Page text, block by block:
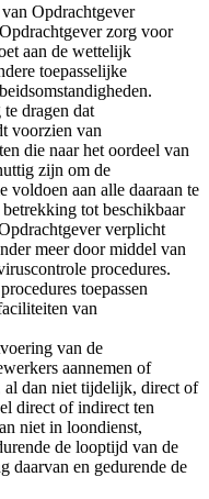
Opdrachtgever
zorg voor
aan de wettelijk
toepasselijke
dragen dat
voorzien van
die naar het oordeel van
zijn om de
voldoen aan alle daaraan te
tot beschikbaar
verplicht
meer door middel van
procedures.
toepassen
van
van de
aannemen of
al dan niet tijdelijk, direct of
direct of indirect ten
niet in loondienst,
de looptijd van de
daarvan en gedurende de